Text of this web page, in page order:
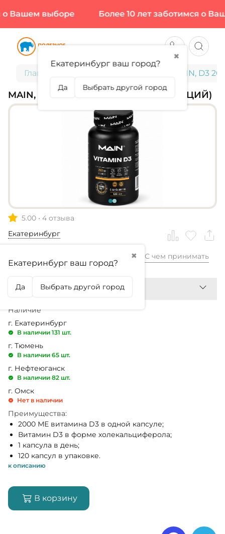
Вашем выборе Более 10 лет заботимся о
Главная MAIN, D3
MAIN, D3 2000 МЕ, 120 КАПС (120 ПОРЦИЙ)
5.00 • 4 отзыва
Екатеринбург
✖
Екатеринбург ваш город?
Да Выбрать другой город
799,99₽ С чем принимать
Наличие
г. Екатеринбург
В наличии 131 шт.
г. Тюмень
В наличии 65 шт.
г. Нефтеюганск
В наличии 82 шт.
г. Омск
Нет в наличии
Преимущества:
2000 МЕ витамина D3 в одной капсуле;
Витамин D3 в форме холекальциферола;
1 капсула в день;
120 капсул в упаковке.
к описанию
В корзину
✖
Екатеринбург ваш город?
Да Выбрать другой город